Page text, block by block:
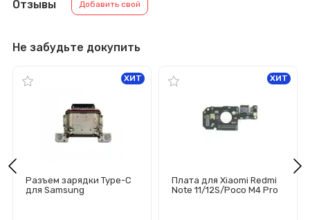
Отзывы Добавить свой
Не забудьте докупить
Разъем зарядки Type-C
для Samsung
ХИТ
Плата для Xiaomi Redmi
Note 11/12S/Poco M4 Pro
ХИТ